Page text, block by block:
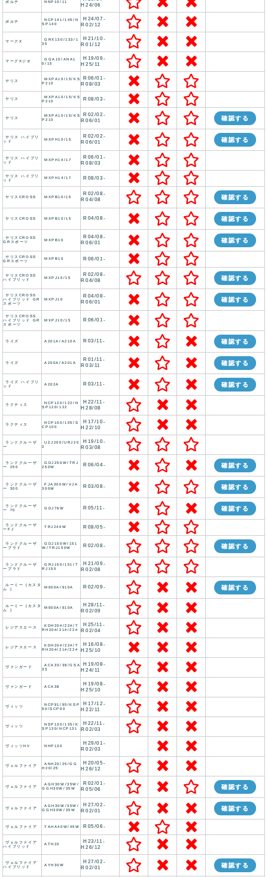
ポルテ NNP10/11
H24/06
ポルテ
NCP141/145/N
SP140
H24/07-
R02/12
マークX
GRX130/133/1
35
H21/10-
R01/12
マークXジオ
GGA10/ANA1
0/15
H19/09-
H25/11
ヤリス
MXPA10/15/KS
P210
R06/01-
R08/03
ヤリス
MXPA10/15/KS
P210
R08/03-
ヤリス
MXPA10/15/KS
P210
R02/02-
R06/01
確認する
ヤリス ハイブリ
ッド
MXPH10/15
R02/02-
R06/01
確認する
ヤリス ハイブリ
ッド
MXPH14/17
R06/01-
R08/03
ヤリス ハイブリ
ッド
MXPH14/17 R08/03-
ヤリスCROSS MXPB10/15
R02/08-
R04/08
確認する
ヤリスCROSS MXPB10/15 R04/08- 確認する
ヤリスCROSS
GRスポーツ
MXPB10
R04/08-
R06/01
確認する
ヤリスCROSS
GRスポーツ
MXPB10 R06/01-
ヤリスCROSS
ハイブリッド
MXPJ10/15
R02/08-
R04/08
確認する
ヤリスCROSS
ハイブリッド GR
スポーツ
MXPJ10
R04/08-
R06/01
確認する
ヤリスCROSS
ハイブリッド GR
スポーツ
MXPJ10/15 R06/01-
ライズ A201A/A210A R03/11- 確認する
ライズ A200A/A201A
R01/11-
R03/11
確認する
ライズ ハイブリ
ッド
A202A R03/11- 確認する
ラクティス
NCP120/122/N
SP120/122
H22/11-
H28/08
ラクティス
NCP100/105/S
CP100
H17/10-
H22/10
ランドクルーザ
ー
UZJ200/URJ20
2
H19/10-
R03/08
ランドクルーザ
ー 250
GDJ250W/TRJ
250W
R06/04- 確認する
ランドクルーザ
ー 300
FJA300W/VJA
300W
R03/08- 確認する
ランドクルーザ
ー 70
GDJ76W R05/11- 確認する
ランドクルーザ
ーFJ
TRJ240W R08/05-
ランドクルーザ
ープラド
GDJ150W/151
W/TRJ150W
R02/08- 確認する
ランドクルーザ
ープラド
GRJ150/151/T
RJ150
H21/09-
R02/08
ルーミー (カスタ
ム )
M900A/910A R02/09- 確認する
ルーミー (カスタ
ム )
M900A/910A
H28/11-
R02/09
レジアスエース
KDH20#/22#/T
RH20#/21#/22#
H25/11-
R02/04
レジアスエース
KDH20#/22#/T
RH20#/21#/22#
H16/08-
H25/10
ヴァンガード
ACA33/38/GSA
33
H19/08-
H24/11
ヴァンガード ACA38
H19/08-
H25/10
ヴィッツ
NCP91/95/KSP
90/SCP90
H17/12-
H22/11
ヴィッツ
NSP130/135/K
SP130/NCP131
H22/11-
R02/03
ヴィッツHV NHP130
H29/01-
R02/03
ヴェルファイア
ANH20/25/GG
H20/25
H20/05-
H26/12
ヴェルファイア
AGH30W/35W/
GGH30W/35W
R02/01-
R05/06
確認する
ヴェルファイア
AGH30W/35W/
GGH30W/35W
H27/02-
R02/01
確認する
ヴェルファイア TAHA40W/45W R05/06-
ヴェルファイア
ハイブリッド
ATH20
H23/11-
H26/12
ヴェルファイア
ハイブリッド
AYH30W
H27/02-
R02/01
確認する